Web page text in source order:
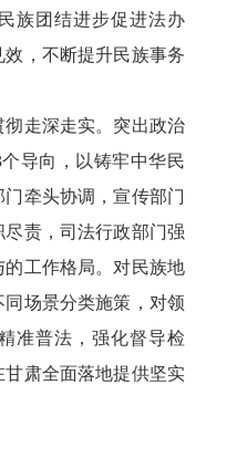
族团结进步促进法办
，不断提升民族事务
走深走实。突出政治
导向，以铸牢中华民
牵头协调，宣传部门
责，司法行政部门强
工作格局。对民族地
场景分类施策，对领
准普法，强化督导检
肃全面落地提供坚实